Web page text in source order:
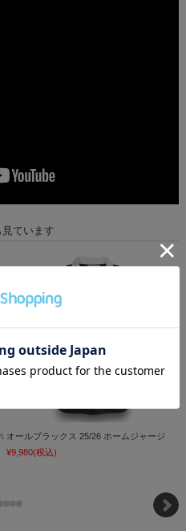
ています
オールブラックス 25/26 ホームジャージ
¥9,980(税込)